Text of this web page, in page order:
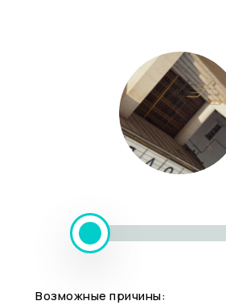
Возможные причины: